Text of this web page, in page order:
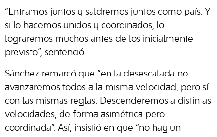
“Entramos juntos y saldremos juntos como país. Y
si lo hacemos unidos y coordinados, lo
lograremos muchos antes de los inicialmente
previsto”, sentenció.
Sánchez remarcó que “en la desescalada no
avanzaremos todos a la misma velocidad, pero sí
con las mismas reglas. Descenderemos a distintas
velocidades, de forma asimétrica pero
coordinada”. Así, insistió en que “no hay un